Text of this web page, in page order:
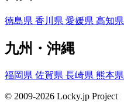
徳島県 香川県 愛媛県 高知県
九州・沖縄
福岡県 佐賀県 長崎県 熊本県
© 2009-2026 Locky.jp Project